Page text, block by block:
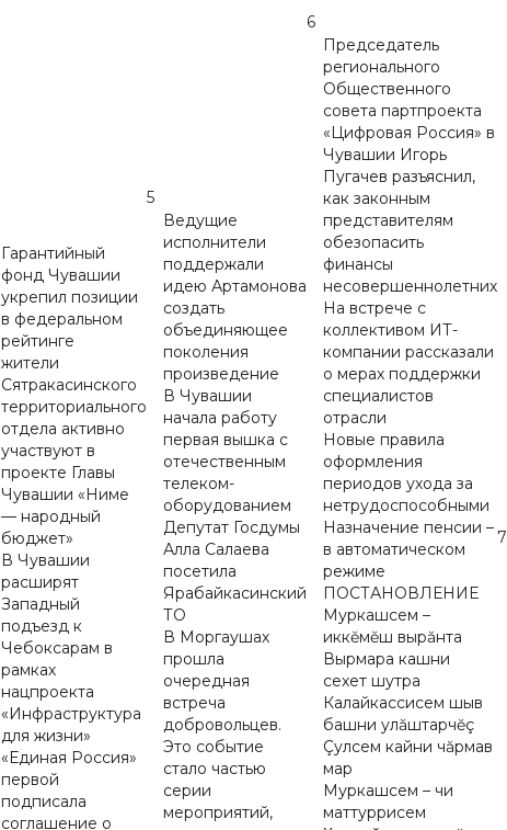
Гарантийный
фонд Чувашии
укрепил позиции
в федеральном
рейтинге
жители
Сятракасинского
территориального
отдела активно
участвуют в
проекте Главы
Чувашии «Ниме
— народный
бюджет»
В Чувашии
расширят
Западный
подъезд к
Чебоксарам в
рамках
нацпроекта
«Инфраструктура
для жизни»
«Единая Россия»
первой
подписала
соглашение о
5
Ведущие
исполнители
поддержали
идею Артамонова
создать
объединяющее
поколения
произведение
В Чувашии
начала работу
первая вышка с
отечественным
телеком-
оборудованием
Депутат Госдумы
Алла Салаева
посетила
Ярабайкасинский
ТО
В Моргаушах
прошла
очередная
встреча
добровольцев.
Это событие
стало частью
серии
мероприятий,
6
Председатель
регионального
Общественного
совета партпроекта
«Цифровая Россия» в
Чувашии Игорь
Пугачев разъяснил,
как законным
представителям
обезопасить
финансы
несовершеннолетних
На встрече с
коллективом ИТ-
компании рассказали
о мерах поддержки
специалистов
отрасли
Новые правила
оформления
периодов ухода за
нетрудоспособными
Назначение пенсии –
в автоматическом
режиме
ПОСТАНОВЛЕНИЕ
Муркашсем –
иккĕмĕш вырăнта
Вырмара кашни
сехет шутра
Калайкассисем шыв
башни улăштарчĕç
Çулсем кайни чăрмав
мар
Муркашсем – чи
маттуррисем
7